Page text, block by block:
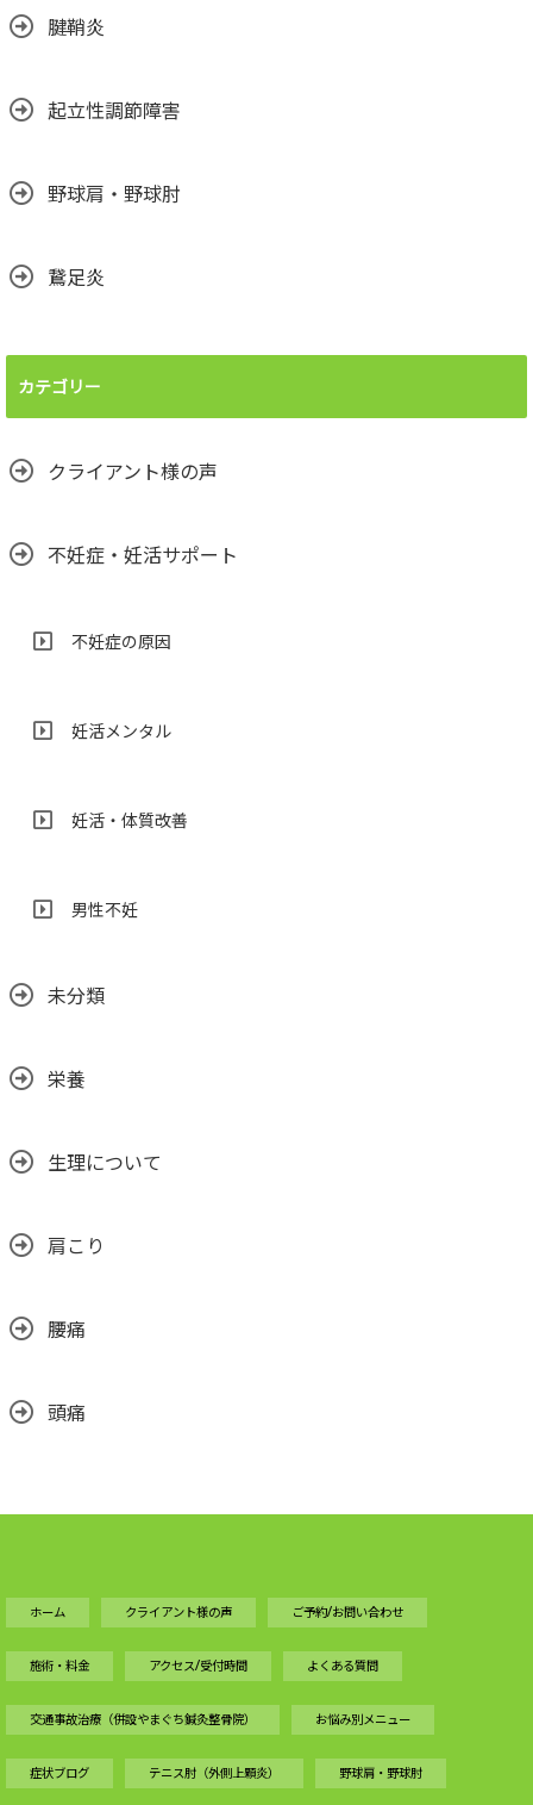
腱鞘炎
起立性調節障害
野球肩・野球肘
鵞足炎
カテゴリー
クライアント様の声
不妊症・妊活サポート
不妊症の原因
妊活メンタル
妊活・体質改善
男性不妊
未分類
栄養
生理について
肩こり
腰痛
頭痛
ホーム クライアント様の声 ご予約/お問い合わせ
施術・料金 アクセス/受付時間 よくある質問
交通事故治療（併設やまぐち鍼灸整骨院） お悩み別メニュー
症状ブログ テニス肘（外側上顆炎） 野球肩・野球肘